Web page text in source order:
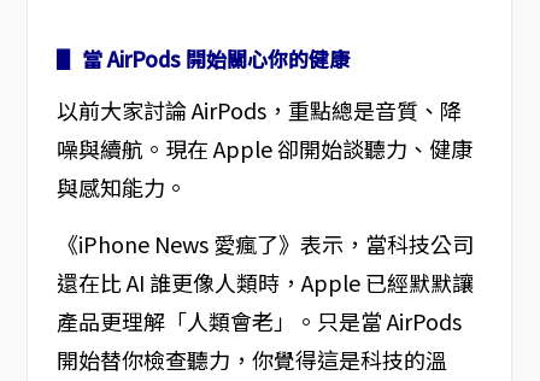
▋ 當 AirPods 開始關心你的健康
以前大家討論 AirPods，重點總是音質、降
噪與續航。現在 Apple 卻開始談聽力、健康
與感知能力。
《iPhone News 愛瘋了》表示，當科技公司
還在比 AI 誰更像人類時，Apple 已經默默讓
產品更理解「人類會老」。只是當 AirPods
開始替你檢查聽力，你覺得這是科技的溫